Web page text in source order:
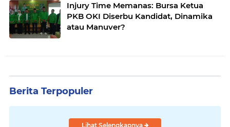
Injury Time Memanas: Bursa Ketua
PKB OKI Diserbu Kandidat, Dinamika
atau Manuver?
Berita Terpopuler
Lihat Selengkapnya